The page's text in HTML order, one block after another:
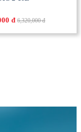
đ 6,320,000 đ